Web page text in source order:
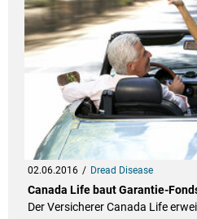
02.06.2016 Dread Disease
Canada Life baut Garantie-
Der Versicherer Canada Life